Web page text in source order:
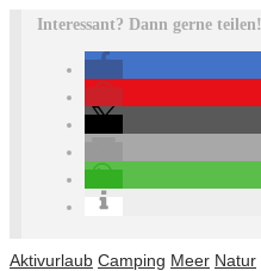
Interessant? Dann gerne teilen!
Aktivurlaub Camping Meer Natur